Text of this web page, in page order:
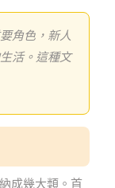
角色，新人
活。這種文
成幾大類。首